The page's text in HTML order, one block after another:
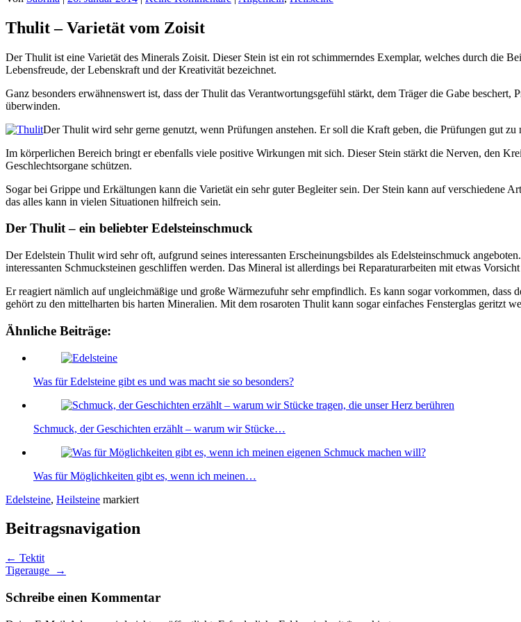
Thulit – Varietät vom Zoisit
Der Thulit ist eine Varietät des Minerals Zoisit. Dieser Stein ist ein rot schimmerndes Exemplar, welches durch die
Lebensfreude, der Lebenskraft und der Kreativität bezeichnet.
Ganz besonders erwähnenswert ist, dass der Thulit das Verantwortungsgefühl stärkt, dem Träger die Gabe
überwinden.
Der Thulit wird sehr gerne genutzt, wenn Prüfungen anstehen. Er soll die Kraft geben, die Prüfungen gut zu
Im körperlichen Bereich bringt er ebenfalls viele positive Wirkungen mit sich. Dieser Stein stärkt die Nerven, den
Geschlechtsorgane schützen.
Sogar bei Grippe und Erkältungen kann die Varietät ein sehr guter Begleiter sein. Der Stein kann auf verschiedene
das alles kann in vielen Situationen hilfreich sein.
Der Thulit – ein beliebter Edelsteinschmuck
Der Edelstein Thulit wird sehr oft, aufgrund seines interessanten Erscheinungsbildes als Edelsteinschmuck
interessanten Schmucksteinen geschliffen werden. Das Mineral ist allerdings bei Reparaturarbeiten mit etwas
Er reagiert nämlich auf ungleichmäßige und große Wärmezufuhr sehr empfindlich. Es kann sogar vorkommen,
gehört zu den mittelharten bis harten Mineralien. Mit dem rosaroten Thulit kann sogar einfaches Fensterglas geritzt
Ähnliche Beiträge:
Was für Edelsteine gibt es und was macht sie so besonders?
Schmuck, der Geschichten erzählt – warum wir Stücke…
Was für Möglichkeiten gibt es, wenn ich meinen…
Edelsteine, Heilsteine markiert
Beitragsnavigation
← Tektit
Tigerauge
→
Schreibe einen Kommentar